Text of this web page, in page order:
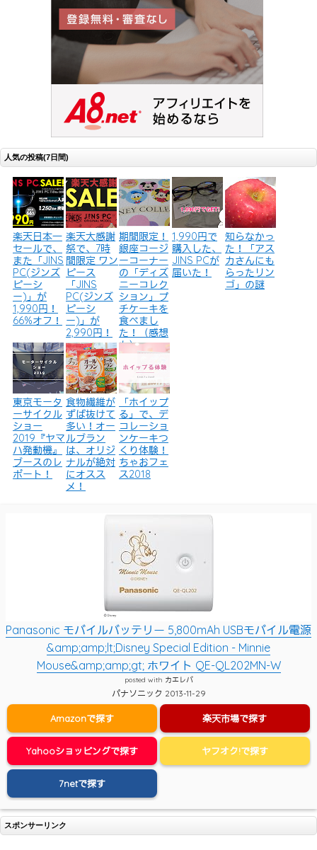
人気の投稿(7日間)
楽天日本一
セールで、
また「JINS
PC(ジンズ
ピーシ
ー)」が
1,990円！
66%オフ！
楽天大感謝
祭で、7時
間限定 ワン
ピース
「JINS
PC(ジンズ
ピーシ
ー)」が
2,990円！
期間限定！
銀座コージ
ーコーナー
の「ディズ
ニーコレク
ション」プ
チケーキを
食べまし
た！（感想
も）
1,990円で
購入した、
JINS PCが
届いた！
知らなかっ
た！「アス
カさんにも
らったリン
ゴ」の謎
東京モータ
ーサイクル
ショー
2019『ヤマ
ハ発動機』
ブースのレ
ポート！
食物繊維が
ずば抜けて
多い！オー
ルブラン
は、オリジ
ナルが絶対
にオスス
メ！
「ホイップ
る」で、デ
コレーショ
ンケーキつ
くり体験！
ちゃおフェ
ス2018
Panasonic モバイルバッテリー 5,800mAh USBモバイル電源
&amp;amp;lt;Disney Special Edition - Minnie
Mouse&amp;amp;gt; ホワイト QE-QL202MN-W
posted with カエレバ
パナソニック 2013-11-29
Amazonで探す 楽天市場で探す
Yahooショッピングで探す ヤフオク!で探す
7netで探す
スポンサーリンク